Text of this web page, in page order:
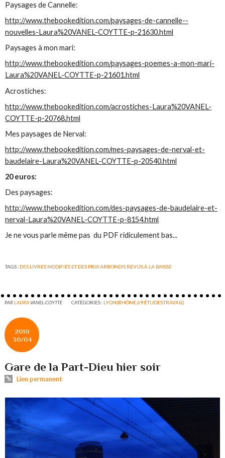
Paysages de Cannelle:
http://www.thebookedition.com/paysages-de-cannelle--
nouvelles-Laura%20VANEL-COYTTE-p-21630.html
Paysages à mon mari:
http://www.thebookedition.com/paysages-poemes-a-mon-mari-
Laura%20VANEL-COYTTE-p-21601.html
Acrostiches:
http://www.thebookedition.com/acrostiches-Laura%20VANEL-
COYTTE-p-20768.html
Mes paysages de Nerval:
http://www.thebookedition.com/mes-paysages-de-nerval-et-
baudelaire-Laura%20VANEL-COYTTE-p-20540.html
20 euros:
Des paysages:
http://www.thebookedition.com/des-paysages-de-baudelaire-et-
nerval-Laura%20VANEL-COYTTE-p-8154.html
Je ne vous parle même pas du PDF ridiculement bas...
TAGS : DES LIVRES MODIFIÉS ET DES PRIX ARRONDIS REVUS À LA BAISSE
PARLAURAVANEL-COYTTE CATÉGORIES : LYON(RHÔNE,69:ÉTUDES,TRAVAIL)
2010
30/04
Gare de la Part-Dieu hier soir
Lien permanent